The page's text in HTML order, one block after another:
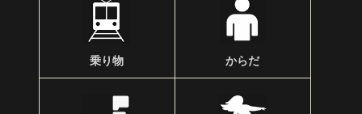
乗り物 からだ